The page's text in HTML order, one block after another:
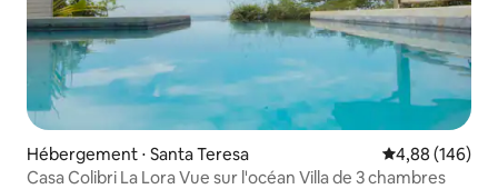
Hébergement ⋅ Santa Teresa Évaluation
4,88 (146)
Casa Colibri La Lora Vue sur l'océan Villa de 3 chambres